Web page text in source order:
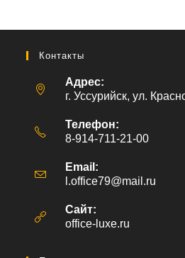
Контакты
Адрес:
г. Уссурийск, ул.
Телефон:
8-914-711-21-00
Email:
l.office79@mail.ru
Сайт:
office-luxe.ru